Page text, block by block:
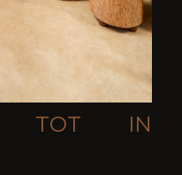
TOT IN